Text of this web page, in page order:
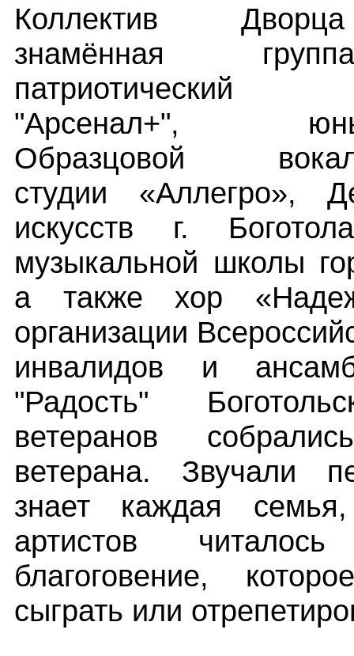
Коллектив
знамённая
"Арсенал+",
Образцовой
студии «Аллегро»,
искусств г.
музыкальной школы
а также хор
организации
инвалидов и
"Радость"
ветеранов
ветерана. Звучали
знает каждая
артистов
благоговение,
сыграть или